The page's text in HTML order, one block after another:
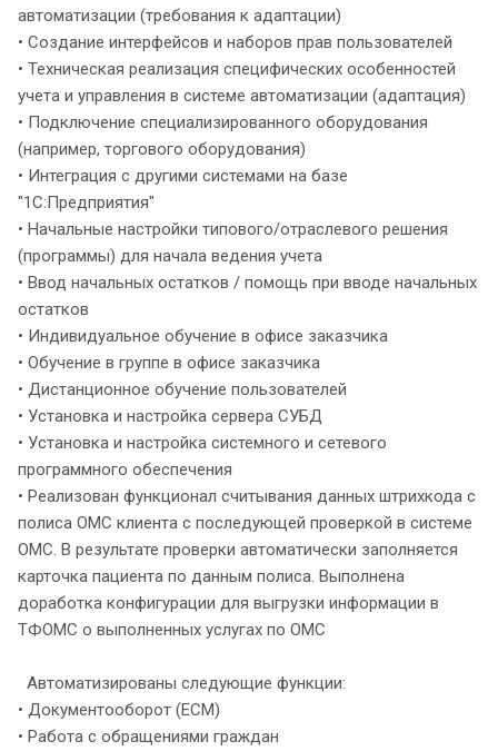
автоматизации (требования к адаптации)
• Создание интерфейсов и наборов прав пользователей
• Техническая реализация специфических особенностей
учета и управления в системе автоматизации (адаптация)
• Подключение специализированного оборудования
(например, торгового оборудования)
• Интеграция с другими системами на базе
"1С:Предприятия"
• Начальные настройки типового/отраслевого решения
(программы) для начала ведения учета
• Ввод начальных остатков / помощь при вводе начальных
остатков
• Индивидуальное обучение в офисе заказчика
• Обучение в группе в офисе заказчика
• Дистанционное обучение пользователей
• Установка и настройка сервера СУБД
• Установка и настройка системного и сетевого
программного обеспечения
• Реализован функционал считывания данных штрихкода с
полиса ОМС клиента с последующей проверкой в системе
ОМС. В результате проверки автоматически заполняется
карточка пациента по данным полиса. Выполнена
доработка конфигурации для выгрузки информации в
ТФОМС о выполненных услугах по ОМС
Автоматизированы следующие функции:
• Документооборот (ECM)
• Работа с обращениями граждан